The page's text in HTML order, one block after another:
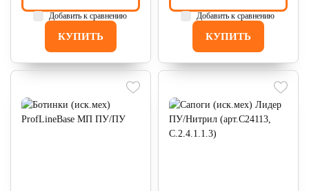
КУПИТЬ
Добавить к сравнению
КУПИТЬ
Добавить к сравнению